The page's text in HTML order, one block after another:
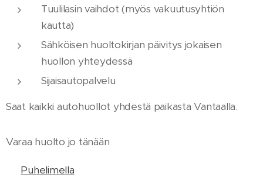
Tuulilasin vaihdot (myös vakuutusyhtiön
kautta)
Sähköisen huoltokirjan päivitys jokaisen
huollon yhteydessä
Sijaisautopalvelu
Saat kaikki autohuollot yhdestä paikasta Vantaalla.
Varaa huolto jo tänään
Puhelimella